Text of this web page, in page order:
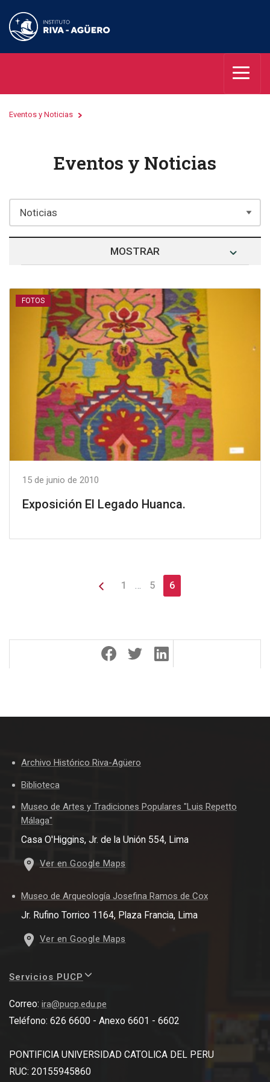
Eventos y Noticias
Eventos y Noticias
MOSTRAR
FOTOS
15 de junio de 2010
Exposición El Legado Huanca.
1 … 5 6
Archivo Histórico Riva-Agüero
Biblioteca
Museo de Artes y Tradiciones Populares "Luis Repetto
Málaga"
Casa O'Higgins, Jr. de la Unión 554, Lima
Ver en Google Maps
Museo de Arqueología Josefina Ramos de Cox
Jr. Rufino Torrico 1164, Plaza Francia, Lima
Ver en Google Maps
Servicios PUCP
Correo: ira@pucp.edu.pe
Teléfono: 626 6600 - Anexo 6601 - 6602
PONTIFICIA UNIVERSIDAD CATOLICA DEL PERU
RUC: 20155945860